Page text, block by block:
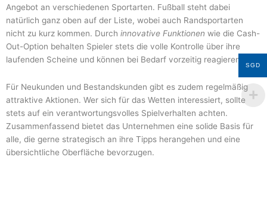
Angebot an verschiedenen Sportarten. Fußball steht dabei
natürlich ganz oben auf der Liste, wobei auch Randsportarten
nicht zu kurz kommen. Durch innovative Funktionen wie die Cash-
Out-Option behalten Spieler stets die volle Kontrolle über ihre
laufenden Scheine und können bei Bedarf vorzeitig reagieren.
Für Neukunden und Bestandskunden gibt es zudem regelmäßig
attraktive Aktionen. Wer sich für das Wetten interessiert, sollte
stets auf ein verantwortungsvolles Spielverhalten achten.
Zusammenfassend bietet das Unternehmen eine solide Basis für
alle, die gerne strategisch an ihre Tipps herangehen und eine
übersichtliche Oberfläche bevorzugen.
SGD